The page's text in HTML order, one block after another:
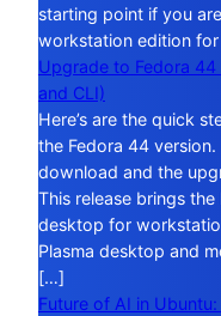
starting point if you
workstation edition
Upgrade to Fedora
and CLI)
Here’s are the quick
the Fedora 44
download and the
This release brings
desktop for
Plasma desktop and
[…]
Future of AI in